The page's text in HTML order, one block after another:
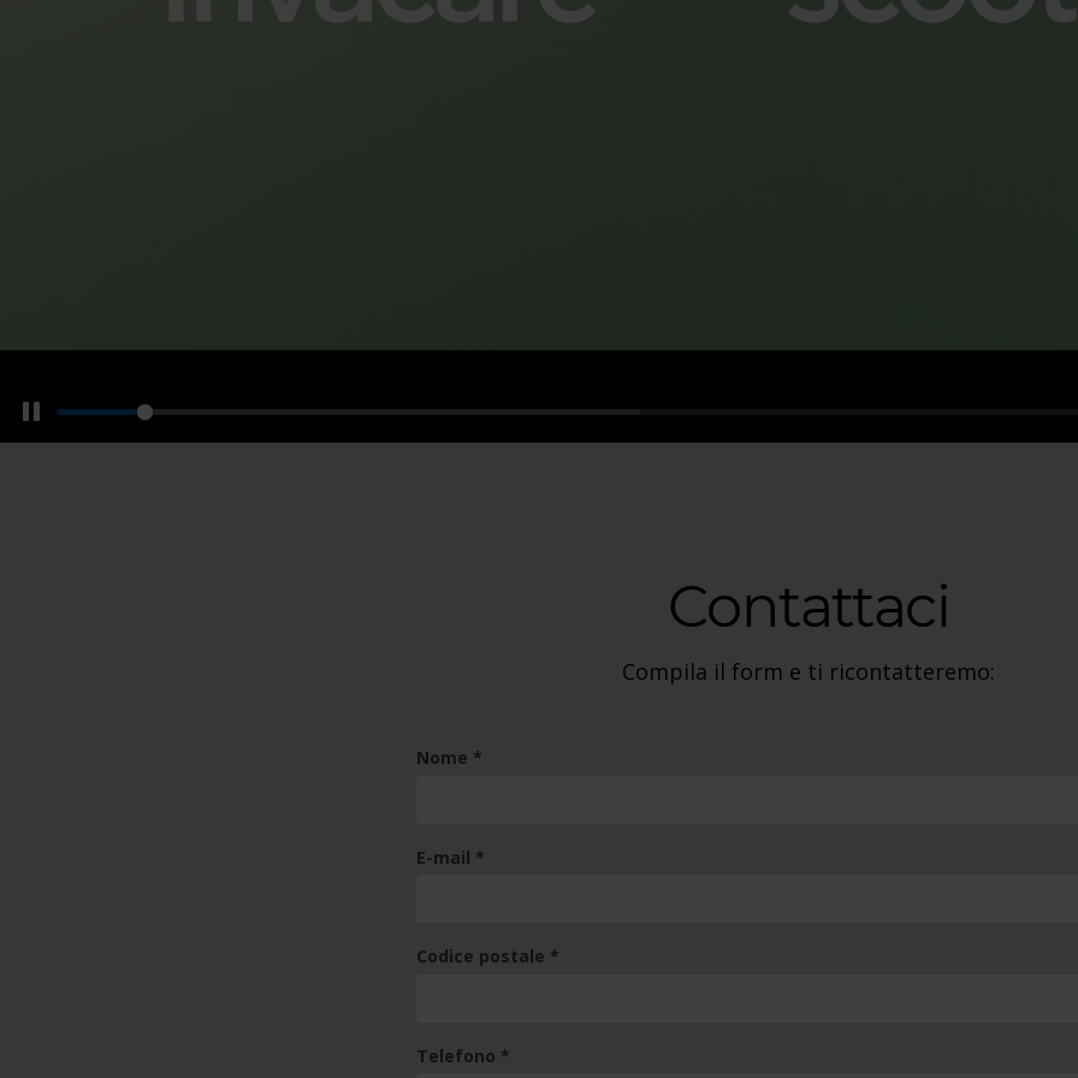
Pause
Contattaci
Compila il form e ti ricontatteremo:
Nome (required)
*
E-mail (required)
*
Codice postale (required)
*
Telefono (required)
*